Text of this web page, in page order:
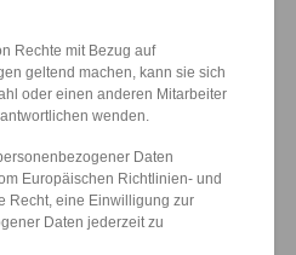
Rechte mit Bezug auf
geltend machen, kann sie sich
oder einen anderen Mitarbeiter
wenden.
Daten
Europäischen Richtlinien- und
Recht, eine Einwilligung zur
Daten jederzeit zu